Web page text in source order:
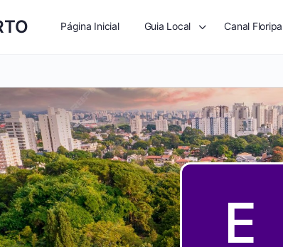
Página Inicial Guia Local Canal Floripa